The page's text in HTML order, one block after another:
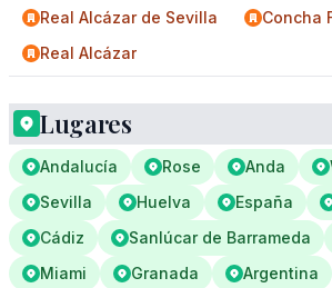
Real Alcázar de Sevilla
Concha
Real Alcázar
Lugares
Andalucía Rose Anda
Sevilla
Huelva España
Cádiz
Sanlúcar de Barrameda
Miami
Granada Argentina